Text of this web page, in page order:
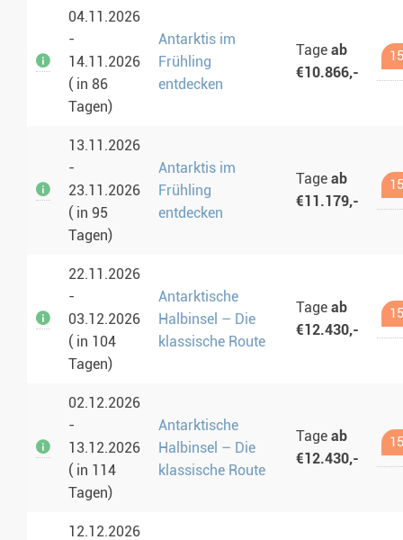
04.11.2026
-
14.11.2026
( in 86
Tagen)
Antarktis im
Frühling
entdecken
Tage ab
€10.866,-
13.11.2026
-
23.11.2026
( in 95
Tagen)
Antarktis im
Frühling
entdecken
Tage ab
€11.179,-
22.11.2026
-
03.12.2026
( in 104
Tagen)
Antarktische
Halbinsel – Die
klassische Route
Tage ab
€12.430,-
02.12.2026
-
13.12.2026
( in 114
Tagen)
Antarktische
Halbinsel – Die
klassische Route
Tage ab
€12.430,-
12.12.2026